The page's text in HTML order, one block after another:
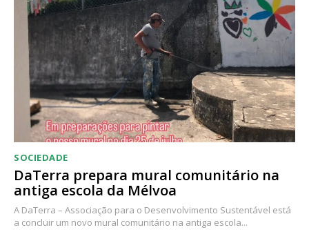
SOCIEDADE
DaTerra prepara mural comunitário na
antiga escola da Mélvoa
A DaTerra – Associação para o Desenvolvimento Sustentável está
a concluir um novo mural comunitário na antiga escola...